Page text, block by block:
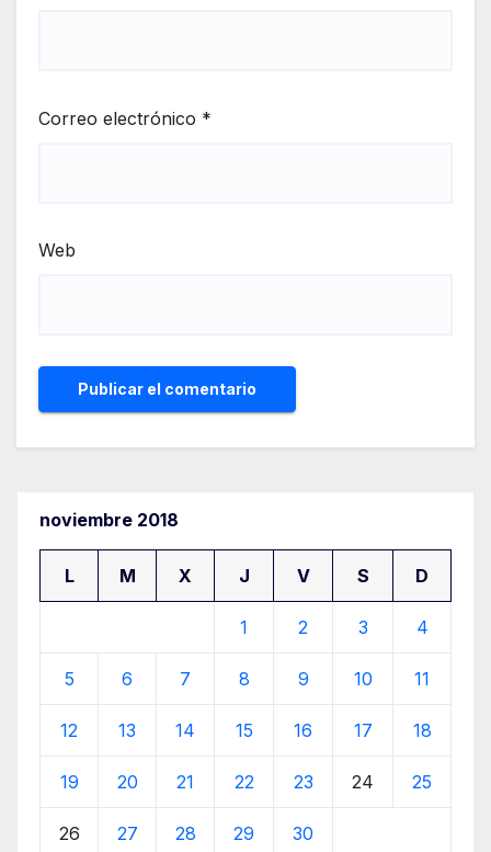
Correo electrónico *
Web
noviembre 2018
L M X J V S D
1 2 3 4
5 6 7 8 9 10 11
12 13 14 15 16 17 18
19 20 21 22 23 24 25
26 27 28 29 30